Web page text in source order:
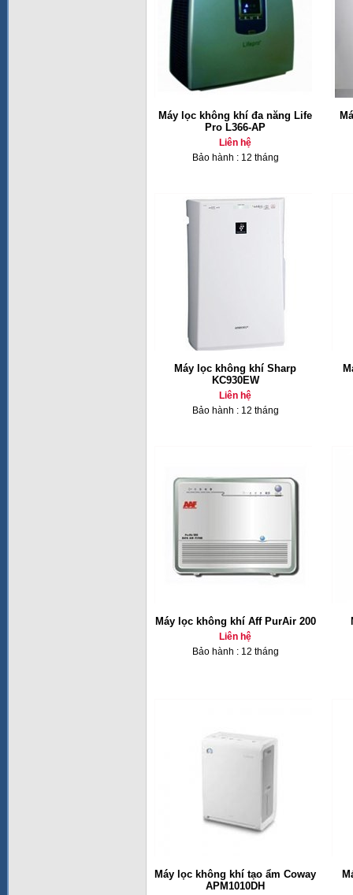
Máy lọc không khí đa năng Life
Pro L366-AP
Liên hệ
Bảo hành : 12 tháng
Máy lọc không khí Sharp
KC930EW
Liên hệ
Bảo hành : 12 tháng
Máy lọc không khí Aff PurAir 200
Liên hệ
Bảo hành : 12 tháng
Máy lọc không khí tạo ẩm Coway
APM1010DH